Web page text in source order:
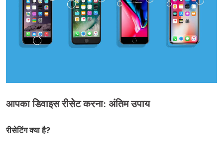
आपका डिवाइस रीसेट करना: अंतिम उपाय
रीसेटिंग क्या है?